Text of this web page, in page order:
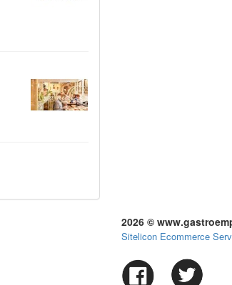
2026 ©
Sitelicon Ecommerce